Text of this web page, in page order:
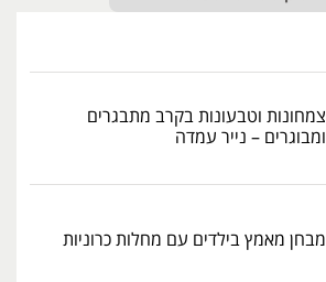
צמחונות וטבעונות בקרב מתבגרים
ומבוגרים – נייר עמדה
מבחן מאמץ בילדים עם מחלות כרוניות